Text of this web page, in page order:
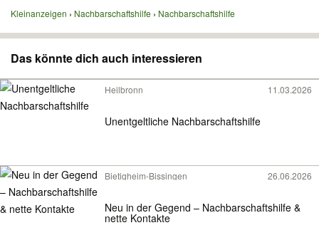
Kleinanzeigen Nachbarschaftshilfe Nachbarschaftshilfe
Das könnte dich auch interessieren
Heilbronn 11.03.2026
Unentgeltliche Nachbarschaftshilfe
Bietigheim-Bissingen 26.06.2026
Neu in der Gegend – Nachbarschaftshilfe &
nette Kontakte